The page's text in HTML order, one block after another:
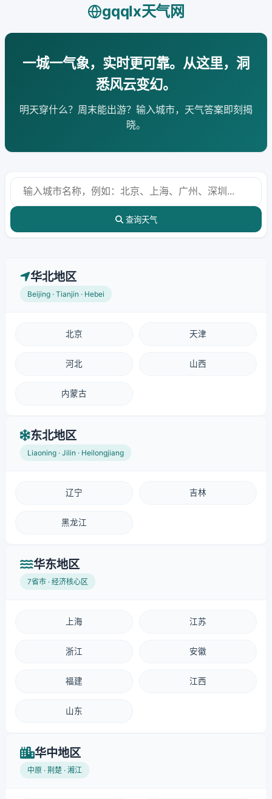
gqqlx天气网
一城一气象，实时更可靠。从这里，洞
悉风云变幻。
明天穿什么？周末能出游？输入城市，天气答案即刻揭
晓。
查询天气
华北地区
Beijing · Tianjin · Hebei
北京 天津
河北 山西
内蒙古
东北地区
Liaoning · Jilin · Heilongjiang
辽宁 吉林
黑龙江
华东地区
7省市 · 经济核心区
上海 江苏
浙江 安徽
福建 江西
山东
华中地区
中原 · 荆楚 · 湘江